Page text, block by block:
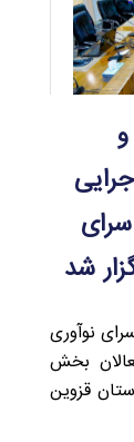
شد
نوآوری
بخش
قزوین